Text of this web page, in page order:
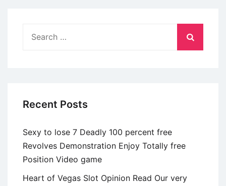
Recent Posts
Sexy to lose 7 Deadly 100 percent free
Revolves Demonstration Enjoy Totally free
Position Video game
Heart of Vegas Slot Opinion Read Our very